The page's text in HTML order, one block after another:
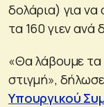
δολάρια) για να
τα 160 γιεν ανά
«Θα λάβουμε
στιγμή»,
Υπουργικού